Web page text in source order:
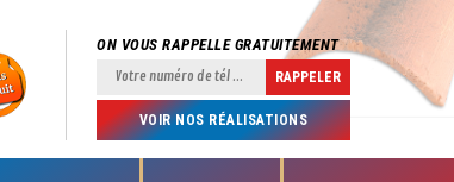
ON VOUS RAPPELLE GRATUITEMENT
VOIR NOS RÉALISATIONS